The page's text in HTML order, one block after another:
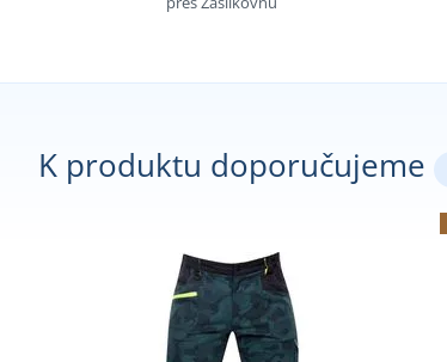
K produktu doporučujeme